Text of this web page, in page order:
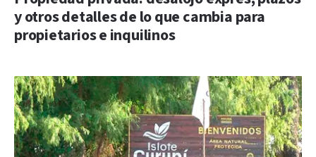
y otros detalles de lo que cambia para
propietarios e inquilinos